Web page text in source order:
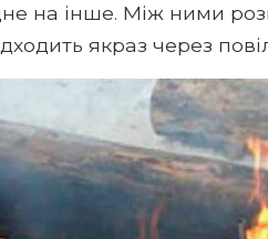
на інше. Між ними
якраз через